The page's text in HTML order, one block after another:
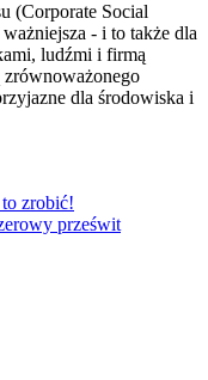
(Corporate Social
- i to także dla
ludźmi i firmą
zrównoważonego
dla środowiska i
zrobić!
prześwit